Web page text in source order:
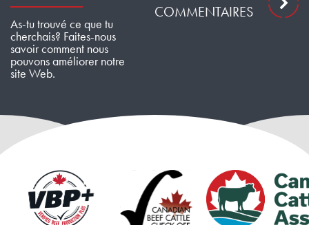
As-tu trouvé ce que tu
cherchais? Faites-nous
savoir comment nous
pouvons améliorer notre
site Web.
COMMENTAIRES